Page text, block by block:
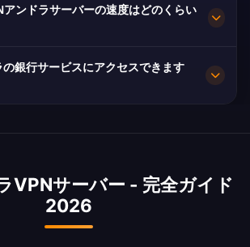
大速度のための10Gbps接続を備
ーションとニーズに基づいた最適
スを得られます。
Telecomがアンドラ唯一のISP
ンドラサーバーの速度はどのくらい
ロッパ有数のインターネットイン
均速度120 Mbpsです。10Gbpsサ
銀行サービスにアクセスできます
Andorrà、MoraBancアプリに
ィ上の理由から海外IPアクセスを
があります。
VPNサーバー - 完全ガイド
2026